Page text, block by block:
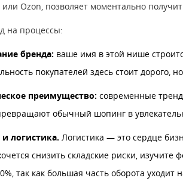
Ozon, позволяет моментально
на процессы:
бренда: ваше имя в этой нише
покупателей здесь стоит
преимущество: современные
обычный шопинг в
логистика. Логистика — это сердце
снизить складские риски, изучите
так как большая часть оборота